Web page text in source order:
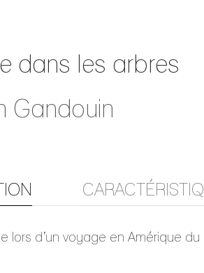
dans les arbres
Gandouin
lors d’un voyage en Amérique du